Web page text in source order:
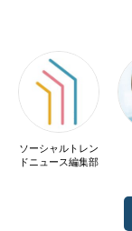
ソーシャルトレン
ドニュース編集部